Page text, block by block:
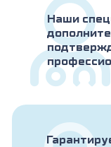
Наши